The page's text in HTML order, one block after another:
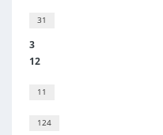
31
3
12
11
124